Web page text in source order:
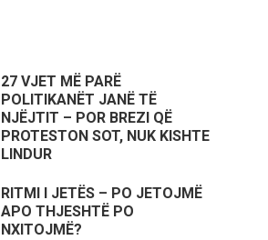
27 VJET MË PARË
POLITIKANËT JANË TË
NJËJTIT – POR BREZI QË
PROTESTON SOT, NUK KISHTE
LINDUR
RITMI I JETËS – PO JETOJMË
APO THJESHTË PO
NXITOJMË?